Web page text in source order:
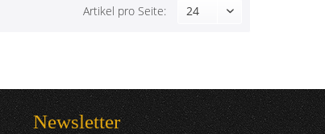
Artikel pro Seite:
Newsletter